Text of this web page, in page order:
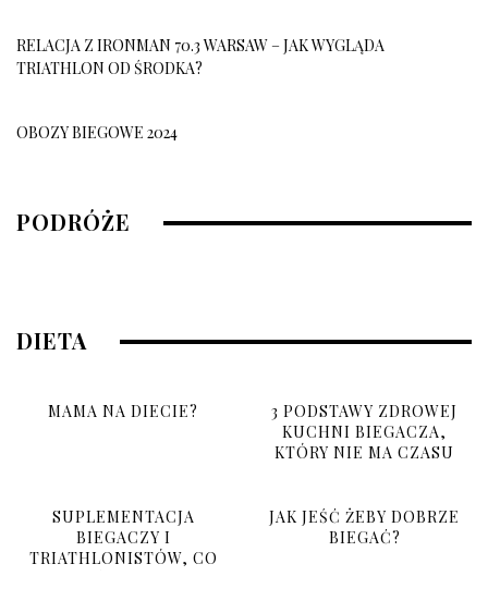
RELACJA Z IRONMAN 70.3 WARSAW – JAK WYGLĄDA
TRIATHLON OD ŚRODKA?
OBOZY BIEGOWE 2024
PODRÓŻE
DIETA
MAMA NA DIECIE?
3 PODSTAWY ZDROWEJ
KUCHNI BIEGACZA,
KTÓRY NIE MA CZASU
SUPLEMENTACJA
BIEGACZY I
TRIATHLONISTÓW, CO
JAK JEŚĆ ŻEBY DOBRZE
BIEGAĆ?